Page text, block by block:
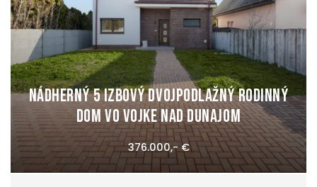
Nádherný 5 izbový dvojpodlažný rodinný
dom vo Vojke nad Dunajom
376.000,- €